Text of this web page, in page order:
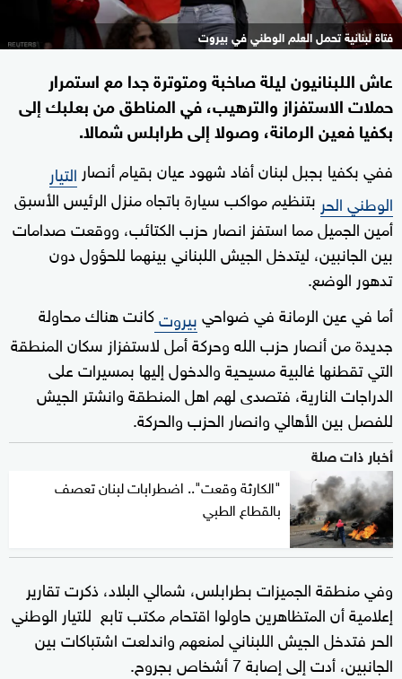
فتاة لبنانية تحمل العلم الوطني في بيروت
عاش اللبنانيون ليلة صاخبة ومتوترة جدا مع استمرار
حملات الاستفزاز والترهيب، في المناطق من بعلبك إلى
بكفيا فعين الرمانة، وصولا إلى طرابلس شمالا.
ففي بكفيا بجبل لبنان أفاد شهود عيان بقيام أنصار التيار
الوطني الحر بتنظيم مواكب سيارة باتجاه منزل الرئيس الأسبق
أمين الجميل مما استفز انصار حزب الكتائب، ووقعت صدامات
بين الجانبين، ليتدخل الجيش اللبناني بينهما للحؤول دون
تدهور الوضع.
أما في عين الرمانة في ضواحيبيروتكانت هناك محاولة
جديدة من أنصار حزب الله وحركة أمل لاستفزاز سكان المنطقة
التي تقطنها غالبية مسيحية والدخول إليها بمسيرات على
الدراجات النارية، فتصدى لهم اهل المنطقة وانشتر الجيش
للفصل بين الأهالي وانصار الحزب والحركة.
أخبار ذات صلة
"الكارثة وقعت".. اضطرابات لبنان تعصف
بالقطاع الطبي
وفي منطقة الجميزات بطرابلس، شمالي البلاد، ذكرت تقارير
إعلامية أن المتظاهرين حاولوا اقتحام مكتب تابع للتيار الوطني
الحر فتدخل الجيش اللبناني لمنعهم واندلعت اشتباكات بين
الجانبين، أدت إلى إصابة 7 أشخاص بجروح.